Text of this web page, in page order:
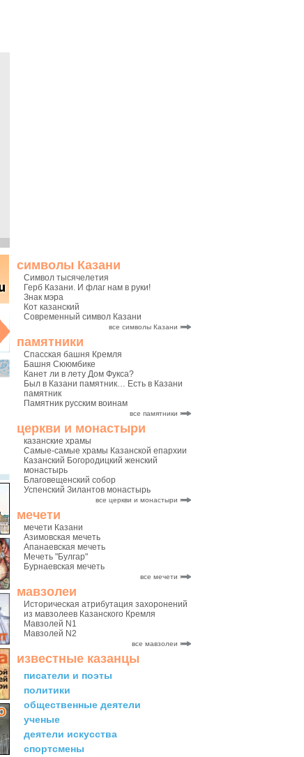
символы Казани
Символ тысячелетия
Герб Казани. И флаг нам в руки!
Знак мэра
Кот казанский
Современный символ Казани
все символы Казани
памятники
Спасская башня Кремля
Башня Сююмбике
Канет ли в лету Дом Фукса?
Был в Казани памятник… Есть в Казани
памятник
Памятник русским воинам
все памятники
церкви и монастыри
казанские храмы
Самые-самые храмы Казанской епархии
Казанский Богородицкий женский
монастырь
Благовещенский собор
Успенский Зилантов монастырь
все церкви и монастыри
мечети
мечети Казани
Азимовская мечеть
Апанаевская мечеть
Мечеть "Булгар"
Бурнаевская мечеть
все мечети
мавзолеи
Историческая атрибутация захоронений
из мавзолеев Казанского Кремля
Мавзолей N1
Мавзолей N2
все мавзолеи
известные казанцы
писатели и поэты
политики
общественные деятели
ученые
деятели искусства
спортсмены